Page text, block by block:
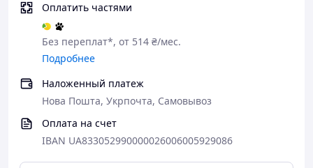
Оплатить частями
Без переплат*, от 514 ₴/мес.
Подробнее
Наложенный платеж
Нова Пошта, Укрпочта, Самовывоз
Оплата на счет
IBAN UA833052990000026006005929086